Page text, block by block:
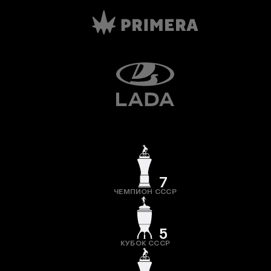
7
ЧЕМПИОН СССР
5
КУБОК СССР